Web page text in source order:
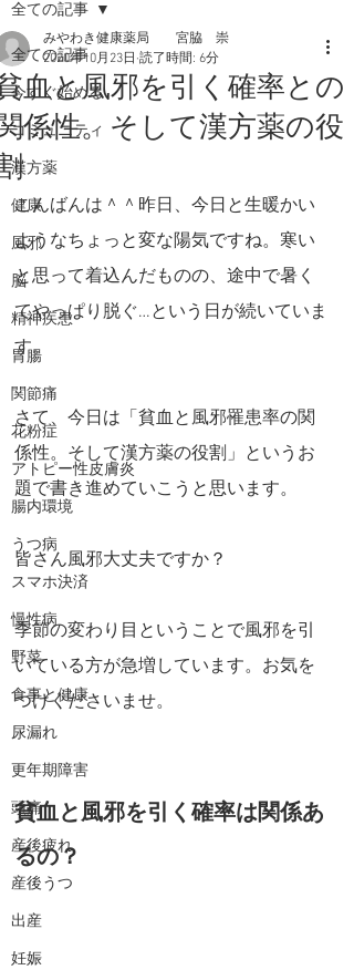
全ての記事
今すぐ始める
コミュニティ
漢方薬
健康
風邪
脳
精神疾患
胃腸
関節痛
花粉症
アトピー性皮膚炎
腸内環境
うつ病
スマホ決済
慢性病
野菜
食事と健康
尿漏れ
更年期障害
頭痛
産後疲れ
産後うつ
出産
妊娠
全ての記事
血と風邪を引く確率との
係性。そして漢方薬の役
みやわき健康薬局 宮脇 崇
2020年10月23日 読了時間: 6分
こんばんは＾＾昨日、今日と生暖かい
ようなちょっと変な陽気ですね。寒い
と思って着込んだものの、途中で暑く
てやっぱり脱ぐ…という日が続いていま
す。
さて、今日は「貧血と風邪罹患率の関
係性。そして漢方薬の役割」というお
題で書き進めていこうと思います。
皆さん風邪大丈夫ですか？
季節の変わり目ということで風邪を引
いている方が急増しています。お気を
つけくださいませ。
貧血と風邪を引く確率は関係あ
るの？